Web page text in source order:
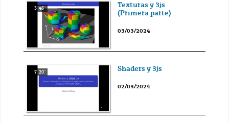
3' 46''
Texturas y 3js
(Primera parte)
03/03/2024
7' 20'' Shaders y 3js
02/03/2024